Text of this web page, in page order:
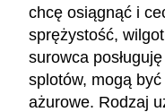
chcę osiągnąć i
sprężystość,
surowca
splotów, mogą
ażurowe. Rodzaj